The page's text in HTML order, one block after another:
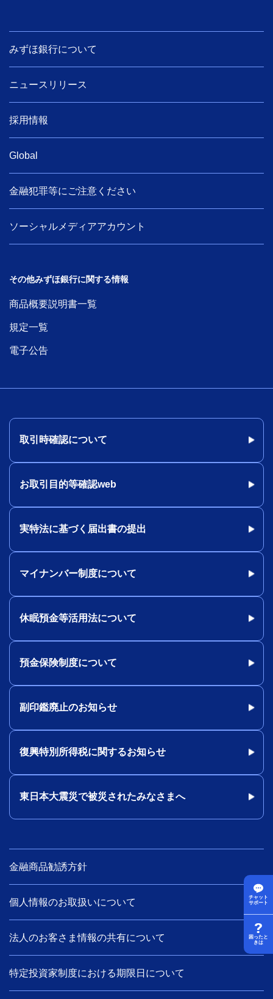
チャット
サポート
困ったと
きは
みずほ銀行について
ニュースリリース
採用情報
Global
金融犯罪等にご注意ください
ソーシャルメディアアカウント
その他みずほ銀行に関する情報
商品概要説明書一覧
規定一覧
電子公告
取引時確認について
お取引目的等確認web
実特法に基づく届出書の提出
マイナンバー制度について
休眠預金等活用法について
預金保険制度について
副印鑑廃止のお知らせ
復興特別所得税に関するお知らせ
東日本大震災で被災されたみなさまへ
金融商品勧誘方針
個人情報のお取扱いについて
法人のお客さま情報の共有について
特定投資家制度における期限日について